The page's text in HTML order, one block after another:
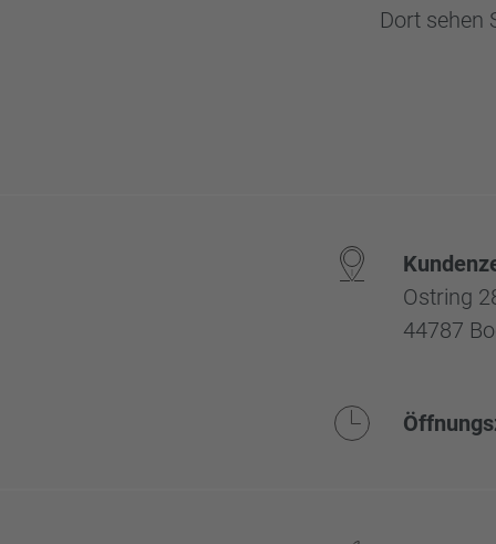
Dort sehen
Ostring
44787